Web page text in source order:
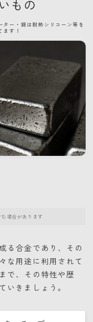
もの
ター・錫は耐熱シリコーン等を
ます！
場合があります
る合金であり、その
な用途に利用されて
で、その特性や歴
いきましょう。